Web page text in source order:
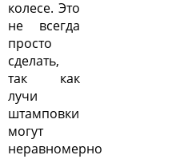
колесе. Это
не всегда
просто
сделать,
так как
лучи
штамповки
могут
неравномерно